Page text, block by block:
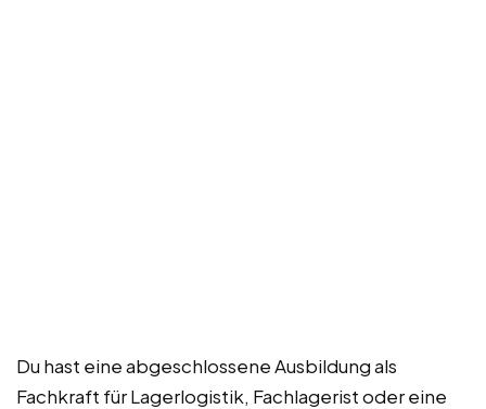
Du hast eine abgeschlossene Ausbildung als
Fachkraft für Lagerlogistik, Fachlagerist oder eine